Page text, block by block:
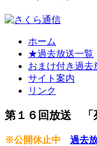
ホーム
★過去放送一覧
おまけ付き過去
サイト案内
リンク
第１６回放送 「
※公開休止中 過去